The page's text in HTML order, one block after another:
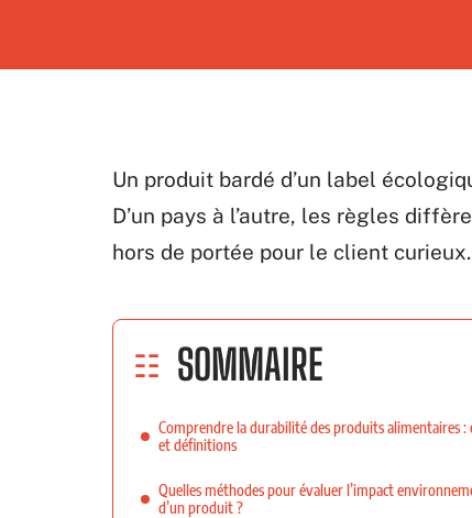
Un produit bardé d’un label
D’un pays à l’autre, les règles
hors de portée pour le client curieux.
SOMMAIRE
Comprendre la durabilité des produits alimentaires :
et définitions
Quelles méthodes pour évaluer l’impact
d’un produit ?